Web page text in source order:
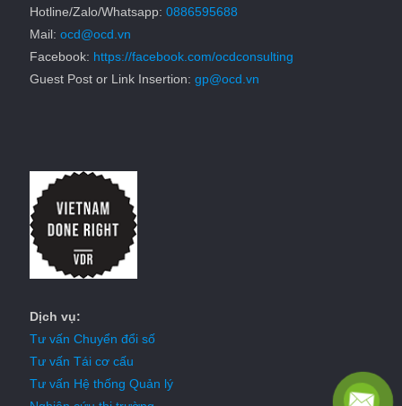
Hotline/Zalo/Whatsapp: 0886595688
Mail: ocd@ocd.vn
Facebook: https://facebook.com/ocdconsulting
Guest Post or Link Insertion: gp@ocd.vn
Dịch vụ:
Tư vấn Chuyển đổi số
Tư vấn Tái cơ cấu
Tư vấn Hệ thống Quản lý